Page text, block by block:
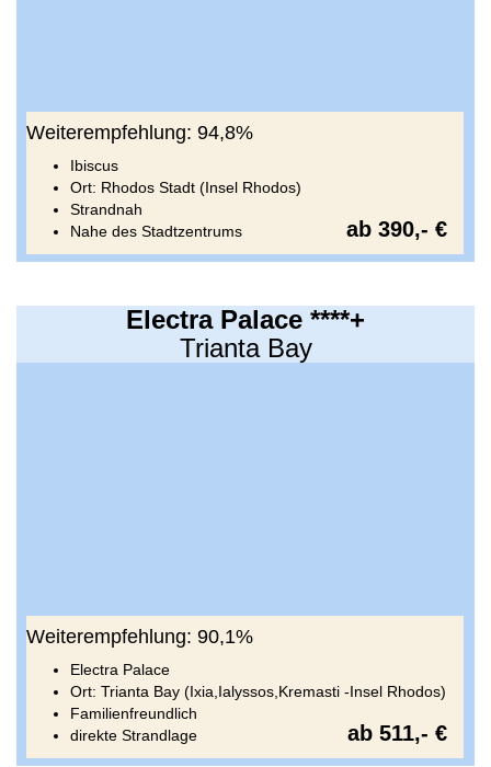
Weiterempfehlung: 94,8%
Ibiscus
Ort: Rhodos Stadt (Insel Rhodos)
Strandnah
Nahe des Stadtzentrums
ab 390,- €
Electra Palace ****+
Trianta Bay
Weiterempfehlung: 90,1%
Electra Palace
Ort: Trianta Bay (Ixia,Ialyssos,Kremasti -Insel Rhodos)
Familienfreundlich
direkte Strandlage
ab 511,- €